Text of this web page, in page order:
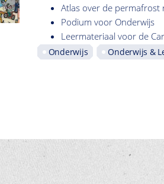
Atlas over de
Podium voor Onderwijs
Leermateriaal voor de
Onderwijs Onderwijs &